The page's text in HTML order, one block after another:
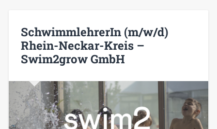
SchwimmlehrerIn (m/w/d)
Rhein-Neckar-Kreis –
Swim2grow GmbH